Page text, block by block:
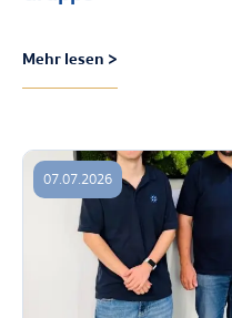
Mehr lesen >
07.07.2026